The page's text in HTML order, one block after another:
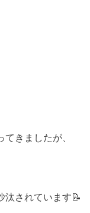
きましたが、
汰されています📝